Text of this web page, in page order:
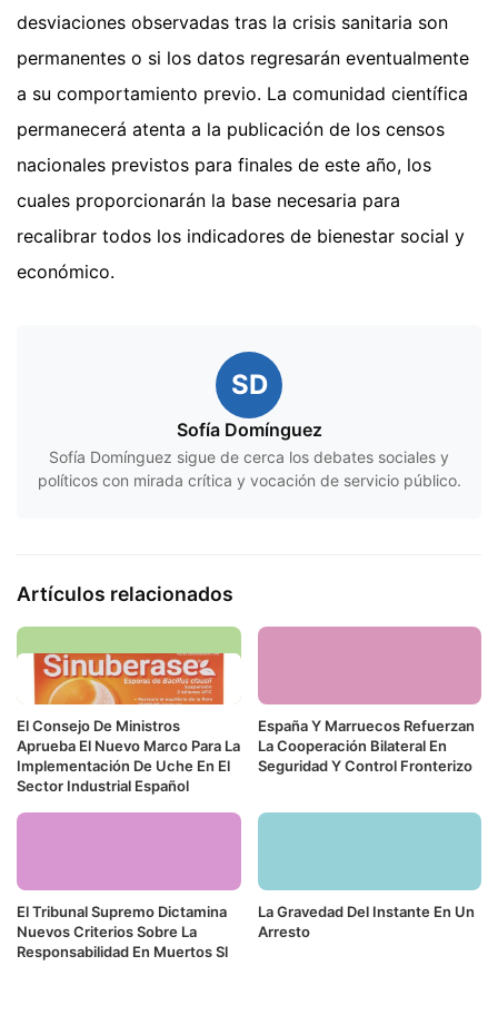
desviaciones observadas tras la crisis sanitaria son
permanentes o si los datos regresarán eventualmente
a su comportamiento previo. La comunidad científica
permanecerá atenta a la publicación de los censos
nacionales previstos para finales de este año, los
cuales proporcionarán la base necesaria para
recalibrar todos los indicadores de bienestar social y
económico.
SD
Sofía Domínguez
Sofía Domínguez sigue de cerca los debates sociales y
políticos con mirada crítica y vocación de servicio público.
Artículos relacionados
El Consejo De Ministros
Aprueba El Nuevo Marco Para La
Implementación De Uche En El
Sector Industrial Español
España Y Marruecos Refuerzan
La Cooperación Bilateral En
Seguridad Y Control Fronterizo
El Tribunal Supremo Dictamina
Nuevos Criterios Sobre La
Responsabilidad En Muertos Sl
La Gravedad Del Instante En Un
Arresto